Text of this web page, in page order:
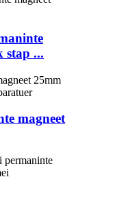
stap ...
magneet